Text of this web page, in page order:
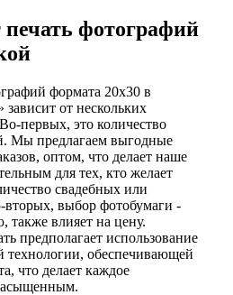
фотографий
формата 20х30 в
от нескольких
первых, это количество
Мы предлагаем выгодные
оптом, что делает наше
для тех, кто желает
свадебных или
выбор фотобумаги -
также влияет на цену.
предполагает использование
технологии, обеспечивающей
что делает каждое